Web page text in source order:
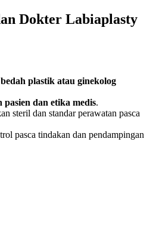
Dokter Labiaplasty
plastik atau ginekolog
pasien dan etika medis.
steril dan standar perawatan pasca
pasca tindakan dan pendampingan